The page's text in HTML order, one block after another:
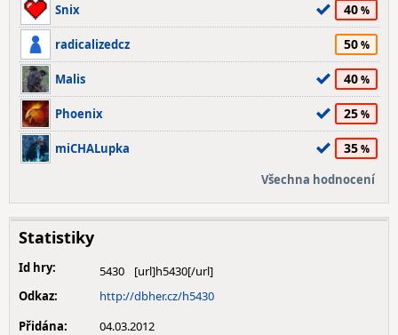
Snix 40
radicalizedcz 50
Malis 40
Phoenix 25
miCHALupka 35
Všechna hodnocení
Statistiky
Id hry:
5430
Odkaz:
http://dbher.cz/h5430
Přidána:
04.03.2012